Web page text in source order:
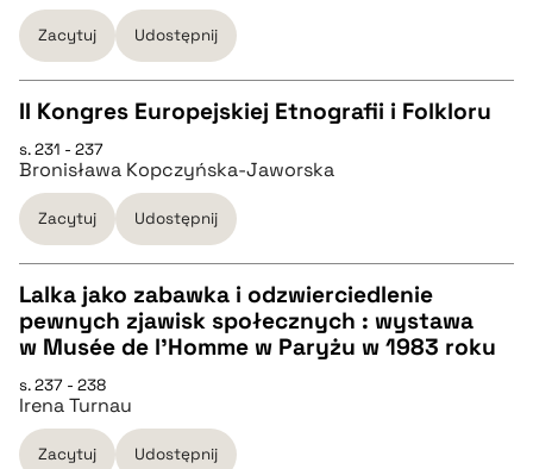
pobierz cytat
BIBTEX
pobierz cytat
Zacytuj Udostępnij
CZYSTY TEKST
pobierz cytat
BIBTEX
II Kongres Europejskiej Etnografii i Folkloru
s. 231 - 237
Bronisława Kopczyńska-Jaworska
Zacytuj Udostępnij
CZYSTY TEKST
pobierz cytat
Lalka jako zabawka i odzwierciedlenie
pewnych zjawisk społecznych : wystawa
w Musée de l'Homme w Paryżu w 1983 roku
s. 237 - 238
Irena Turnau
Zacytuj Udostępnij